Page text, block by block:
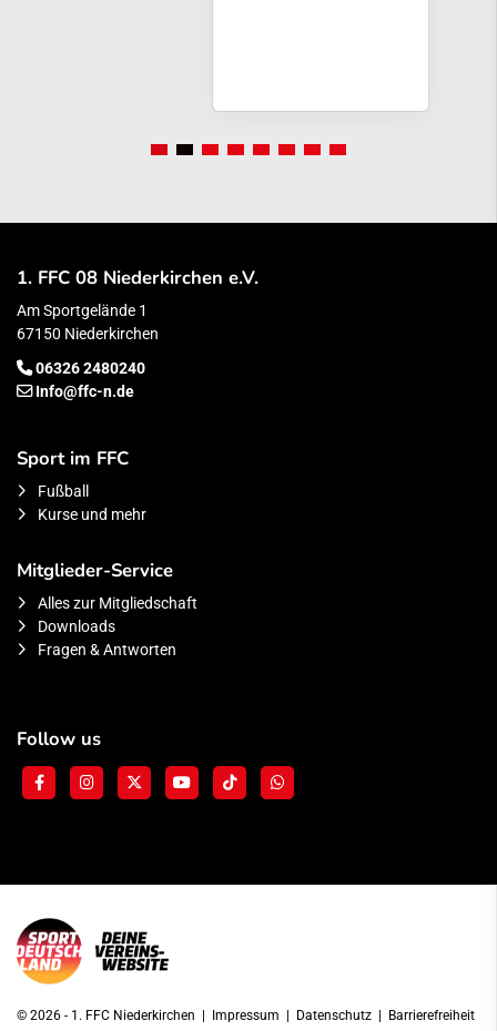
1. FFC 08 Niederkirchen e.V.
Am Sportgelände 1
67150 Niederkirchen
06326 2480240
Info@ffc-n.de
Sport im FFC
Fußball
Kurse und mehr
Mitglieder-Service
Alles zur Mitgliedschaft
Downloads
Fragen & Antworten
Follow us
© 2026 - 1. FFC Niederkirchen | Impressum | Datenschutz | Barrierefreiheit